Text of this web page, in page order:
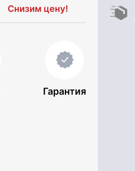
Снизим цену!
Гарантия